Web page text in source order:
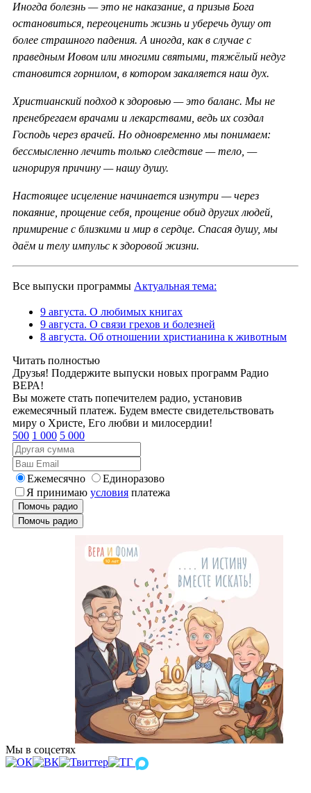
Иногда болезнь — это не наказание, а призыв Бога
остановиться, переоценить жизнь и уберечь душу от
более страшного падения. А иногда, как в случае с
праведным Иовом или многими святыми, тяжёлый недуг
становится горнилом, в котором закаляется наш дух.
Христианский подход к здоровью — это баланс. Мы не
пренебрегаем врачами и лекарствами, ведь их создал
Господь через врачей. Но одновременно мы понимаем:
бессмысленно лечить только следствие — тело, —
игнорируя причину — нашу душу.
Настоящее исцеление начинается изнутри — через
покаяние, прощение себя, прощение обид других людей,
примирение с близкими и мир в сердце. Спасая душу, мы
даём и телу импульс к здоровой жизни.
Все выпуски программы Актуальная тема:
9 августа. О любимых книгах
9 августа. О связи грехов и болезней
8 августа. Об отношении христианина к животным
Читать полностью
Друзья! Поддержите выпуски новых программ Радио
ВЕРА!
Вы можете стать попечителем радио, установив
ежемесячный платеж. Будем вместе свидетельствовать
миру о Христе, Его любви и милосердии!
500 1 000 5 000
Ежемесячно
Единоразово
Я принимаю условия платежа
Помочь радио
Помочь радио
Мы в соцсетях